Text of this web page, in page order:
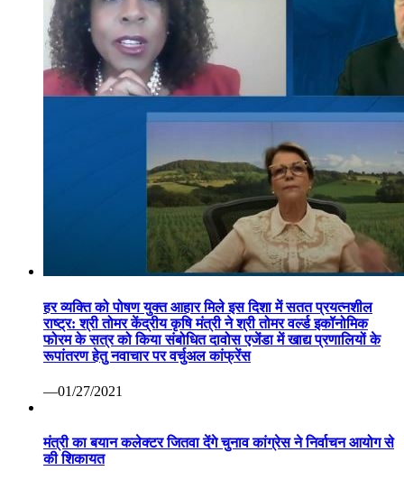
हर व्यक्ति को पोषण युक्त आहार मिले इस दिशा में सतत प्रयत्नशील
राष्ट्र: श्री तोमर केंद्रीय कृषि मंत्री ने श्री तोमर वर्ल्ड इकॉनोमिक
फोरम के सत्र को किया संबोधित दावोस एजेंडा में खाद्य प्रणालियों के
रूपांतरण हेतु नवाचार पर वर्चुअल कांफ्रेंस
—01/27/2021
मंत्री का बयान कलेक्टर जितवा देंगे चुनाव कांग्रेस ने निर्वाचन आयोग से
की शिकायत